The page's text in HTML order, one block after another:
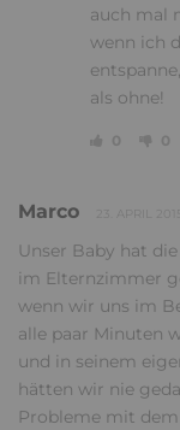
auch mal
wenn ich
als ohne!
0 0
Marco
Unser Baby hat
im Elternzimmer
wenn wir uns im
alle paar Minuten
und in seinem
hätten wir nie
Probleme mit